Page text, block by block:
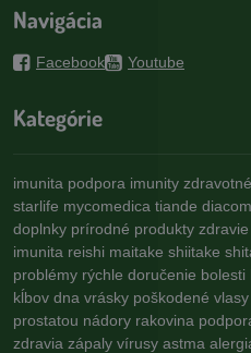
Navigácia
Facebook Youtube
Kategórie
imunita podpora imunity
starlife mycomedica tiande diacom
doplnky prírodné produkty zdravie
imunita reishi maitake shiitake
problémy rýchle doručenie bolesti
kĺbov dna vrásky poškodené vlasy
prostatou nádory rakovina
zdravia zápaly vírusy astma